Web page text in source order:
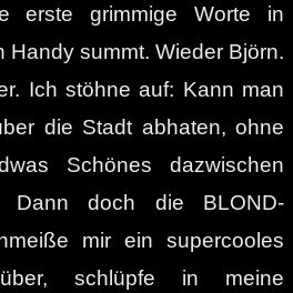
erste grimmige Worte in
Handy summt. Wieder Björn.
Ich stöhne auf: Kann man
die Stadt abhaten, ohne
Schönes dazwischen
Dann doch die BLOND-
mir ein supercooles
über, schlüpfe in meine